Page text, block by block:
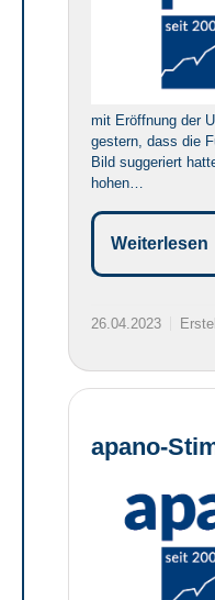
mit Eröffnung der
gestern, dass die
Bild suggeriert
hohen…
Weiterlesen
26.04.2023
apano-